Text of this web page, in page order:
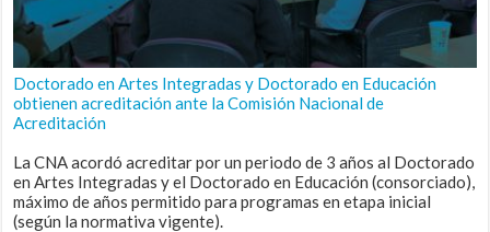
Doctorado en Artes Integradas y Doctorado en Educación
obtienen acreditación ante la Comisión Nacional de
Acreditación
La CNA acordó acreditar por un periodo de 3 años al Doctorado
en Artes Integradas y el Doctorado en Educación (consorciado),
máximo de años permitido para programas en etapa inicial
(según la normativa vigente).